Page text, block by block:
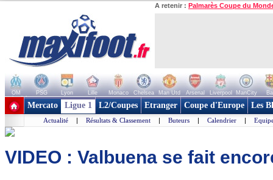
A retenir : Palmarès Coupe du
OM PSG Lyon Lille Monaco Chelsea Man Utd Arsenal Liverpool ManCity
+ de clubs
Mercato Ligue 1 L2/Coupes Etranger Coupe d'Europe Les
Actualité | Résultats & Classement | Buteurs | Calendrier |
VIDEO : Valbuena se fait